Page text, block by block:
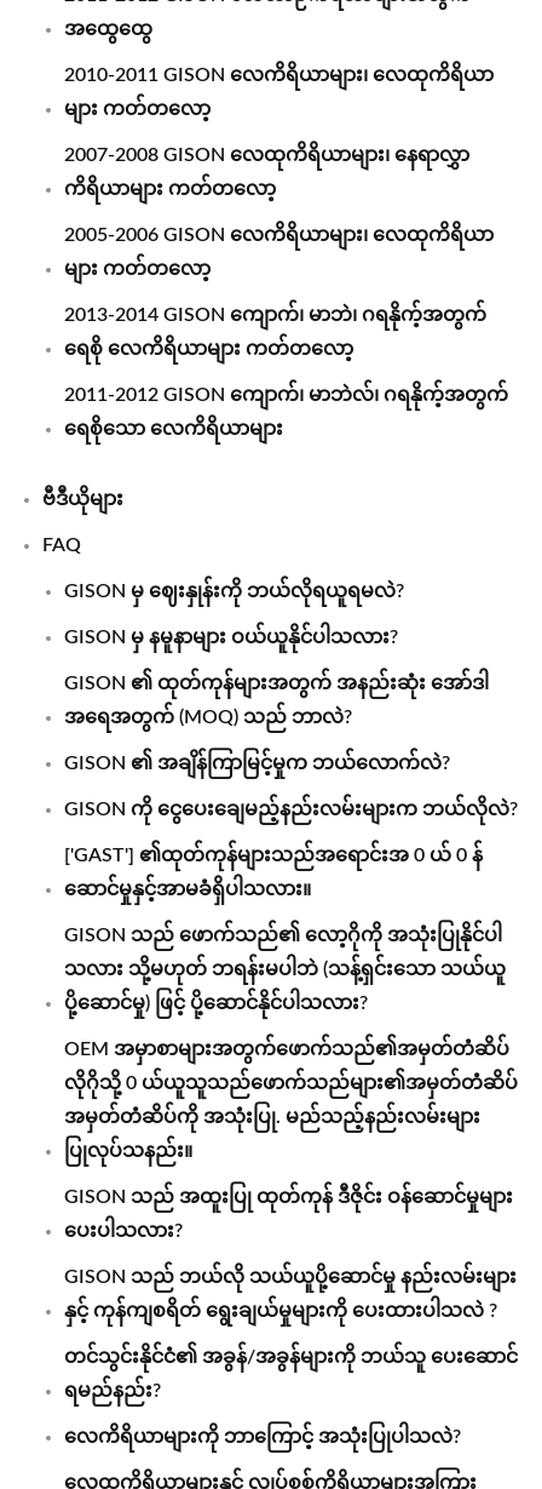
အထွေထွေ
2010-2011 GISON လေကိရိယာများ၊ လေထုကိရိယာ
များ ကတ်တလော့
2007-2008 GISON လေထုကိရိယာများ၊ နေရာလွှာ
ကိရိယာများ ကတ်တလော့
2005-2006 GISON လေကိရိယာများ၊ လေထုကိရိယာ
များ ကတ်တလော့
2013-2014 GISON ကျောက်၊ မာဘဲ၊ ဂရနိုက့်အတွက်
ရေစို လေကိရိယာများ ကတ်တလော့
2011-2012 GISON ကျောက်၊ မာဘဲလ်၊ ဂရနိုက့်အတွက်
ရေစိုသော လေကိရိယာများ
ဗီဒီယိုများ
FAQ
GISON မှ ဈေးနှုန်းကို ဘယ်လိုရယူရမလဲ?
GISON မှ နမူနာများ ဝယ်ယူနိုင်ပါသလား?
GISON ၏ ထုတ်ကုန်များအတွက် အနည်းဆုံး အော်ဒါ
အရေအတွက် (MOQ) သည် ဘာလဲ?
GISON ၏ အချိန်ကြာမြင့်မှုက ဘယ်လောက်လဲ?
GISON ကို ငွေပေးချေမည့်နည်းလမ်းများက ဘယ်လိုလဲ?
['GAST'] ၏ထုတ်ကုန်များသည်အရောင်းအ 0 ယ် 0 န်
ဆောင်မှုနှင့်အာမခံရှိပါသလား။
GISON သည် ဖောက်သည်၏ လော့ဂိုကို အသုံးပြုနိုင်ပါ
သလား သို့မဟုတ် ဘရန်းမပါဘဲ (သန့်ရှင်းသော သယ်ယူ
ပို့ဆောင်မှု) ဖြင့် ပို့ဆောင်နိုင်ပါသလား?
OEM အမှာစာများအတွက်ဖောက်သည်၏အမှတ်တံဆိပ်
လိုဂိုသို့ 0 ယ်ယူသူသည်ဖောက်သည်များ၏အမှတ်တံဆိပ်
အမှတ်တံဆိပ်ကို အသုံးပြု. မည်သည့်နည်းလမ်းများ
ပြုလုပ်သနည်း။
GISON သည် အထူးပြု ထုတ်ကုန် ဒီဇိုင်း ဝန်ဆောင်မှုများ
ပေးပါသလား?
GISON သည် ဘယ်လို သယ်ယူပို့ဆောင်မှု နည်းလမ်းများ
နှင့် ကုန်ကျစရိတ် ရွေးချယ်မှုများကို ပေးထားပါသလဲ ?
တင်သွင်းနိုင်ငံ၏ အခွန်/အခွန်များကို ဘယ်သူ ပေးဆောင်
ရမည်နည်း?
လေကိရိယာများကို ဘာကြောင့် အသုံးပြုပါသလဲ?
လေထုကိရိယာများနှင့် လျှပ်စစ်ကိရိယာများအကြား